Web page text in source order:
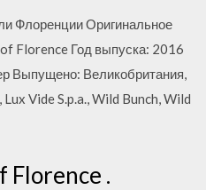
Флоренции Оригинальное
Florence Год выпуска: 2016
Выпущено: Великобритания,
Vide S.p.a., Wild Bunch, Wild
Florence .